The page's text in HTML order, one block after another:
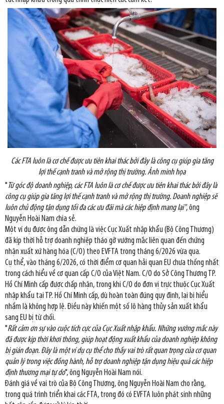
Các FTA luôn là cơ chế được ưu tiên khai thác bởi đây là công cụ giúp gia tăng
lợi thế cạnh tranh và mở rộng thị trường. Ảnh minh họa
"Từ góc độ doanh nghiệp, các FTA luôn là cơ chế được ưu tiên khai thác bởi đây là
công cụ giúp gia tăng lợi thế cạnh tranh và mở rộng thị trường. Doanh nghiệp sẽ
luôn chủ động tận dụng tối đa các ưu đãi mà các hiệp định mang lại", ông
Nguyễn Hoài Nam chia sẻ.
Một ví dụ được ông dẫn chứng là việc Cục Xuất nhập khẩu (Bộ Công Thương)
đã kịp thời hỗ trợ doanh nghiệp tháo gỡ vướng mắc liên quan đến chứng
nhận xuất xứ hàng hóa (C/O) theo EVFTA trong tháng 6/2026 vừa qua.
Cụ thể, vào tháng 6/2026, có thời điểm cơ quan hải quan EU chưa thống nhất
trong cách hiểu về cơ quan cấp C/O của Việt Nam. C/O do Sở Công Thương TP.
Hồ Chí Minh cấp được chấp nhận, trong khi C/O do đơn vị trực thuộc Cục Xuất
nhập khẩu tại TP. Hồ Chí Minh cấp, dù hoàn toàn đúng quy định, lại bị hiểu
nhầm là không hợp lệ. Điều này khiến một số lô hàng thủy sản xuất khẩu
sang EU bị từ chối.
"Rất cảm ơn sự vào cuộc tích cực của Cục Xuất nhập khẩu. Những vướng mắc này
đã được kịp thời khơi thông, giúp hoạt động xuất khẩu của doanh nghiệp không
bị gián đoạn. Đây là một ví dụ cụ thể cho thấy vai trò rất quan trọng của cơ quan
quản lý trong việc đồng hành, hỗ trợ doanh nghiệp tận dụng hiệu quả các hiệp
định thương mại tự do", ông Nguyễn Hoài Nam nói.
Đánh giá về vai trò của Bộ Công Thương, ông Nguyễn Hoài Nam cho rằng,
trong quá trình triển khai các FTA, trong đó có EVFTA luôn phát sinh những